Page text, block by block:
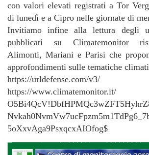
con valori elevati registrati a Tor
di lunedì e a Cipro nelle giornate di
Invitiamo infine alla lettura degli
pubblicati su Climatemonitor
Alimonti, Mariani e Parisi che
approfondimenti sulle tematiche
https://urldefense.com/v3/
https://www.climatemonitor.it/
5oXxvAga9PsxqcxAIOfog$